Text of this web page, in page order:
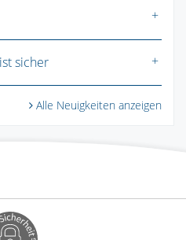
sicher
Alle Neuigkeiten anzeigen